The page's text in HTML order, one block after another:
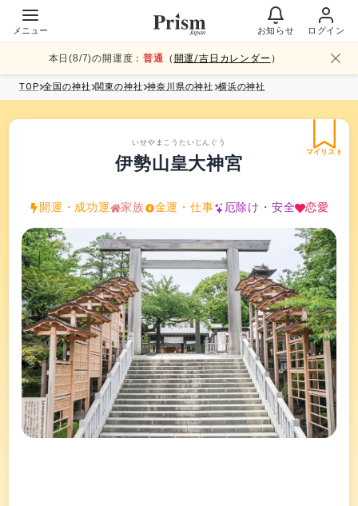
メニュー お知らせ ログイン
本日(8/7)の開運度：普通 （ 開運/吉日カレンダー ）
TOP 全国の神社 関東の神社 神奈川県の神社 横浜の神社
マイリスト
いせやまこうたいじんぐう
伊勢山皇大神宮
開運・成功運 家族 金運・仕事 厄除け・安全 恋愛